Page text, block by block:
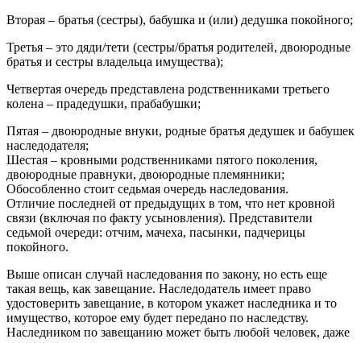
Вторая – братья (сестры), бабушка и (или) дедушка покойного;
Третья – это дяди/тети (сестры/братья родителей, двоюродные
братья и сестры владельца имущества);
Четвертая очередь представлена родственниками третьего
колена – прадедушки, прабабушки;
Пятая – двоюродные внуки, родные братья дедушек и бабушек
наследодателя;
Шестая – кровными родственниками пятого поколения,
двоюродные правнуки, двоюродные племянники;
Обособленно стоит седьмая очередь наследования.
Отличие последней от предыдущих в том, что нет кровной
связи (включая по факту усыновления). Представители
седьмой очереди: отчим, мачеха, пасынки, падчерицы
покойного.
Выше описан случай наследования по закону, но есть еще
такая вещь, как завещание. Наследодатель имеет право
удостоверить завещание, в котором укажет наследника и то
имущество, которое ему будет передано по наследству.
Наследником по завещанию может быть любой человек, даже